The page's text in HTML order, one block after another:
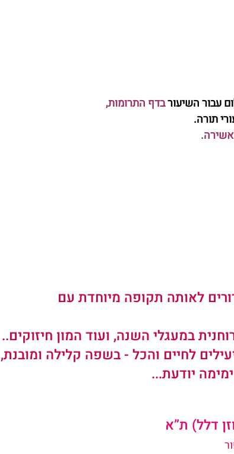
עבור השיעור בדף התרומות,
תורה.
.
לאותה תקופה מיוחדת עם
במעגלי השנה, ועוד המון חיזוקים..
לחיים והכל - בשפה קלילה ומובנת,
יודעת...